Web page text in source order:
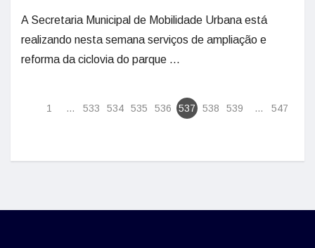
A Secretaria Municipal de Mobilidade Urbana está
realizando nesta semana serviços de ampliação e
reforma da ciclovia do parque ...
1 ... 533 534 535 536 537 538 539 ... 547